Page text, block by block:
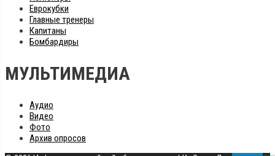
Еврокубки
Главные тренеры
Капитаны
Бомбардиры
МУЛЬТИМЕДИА
Аудио
Видео
Фото
Архив опросов